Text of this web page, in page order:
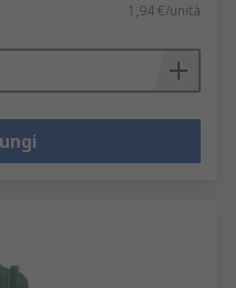
1,94 €/unità